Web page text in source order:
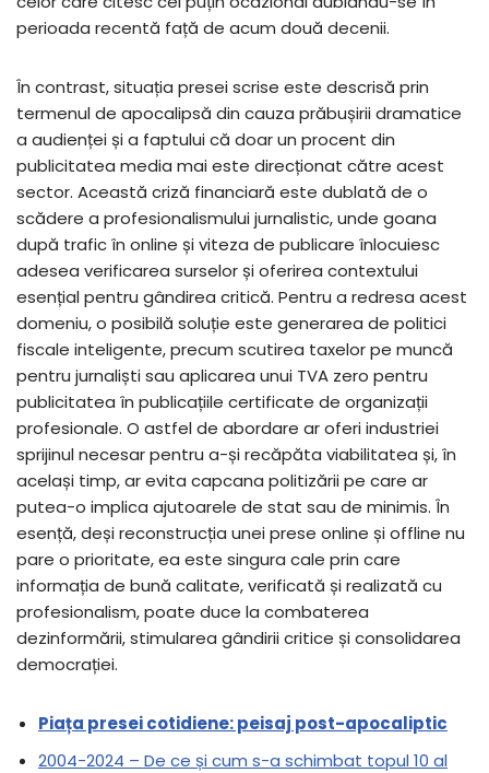
perioada recentă față de acum două decenii.
În contrast, situația presei scrise este descrisă prin
termenul de apocalipsă din cauza prăbușirii dramatice
a audienței și a faptului că doar un procent din
publicitatea media mai este direcționat către acest
sector. Această criză financiară este dublată de o
scădere a profesionalismului jurnalistic, unde goana
după trafic în online și viteza de publicare înlocuiesc
adesea verificarea surselor și oferirea contextului
esențial pentru gândirea critică. Pentru a redresa acest
domeniu, o posibilă soluție este generarea de politici
fiscale inteligente, precum scutirea taxelor pe muncă
pentru jurnaliști sau aplicarea unui TVA zero pentru
publicitatea în publicațiile certificate de organizații
profesionale. O astfel de abordare ar oferi industriei
sprijinul necesar pentru a-și recăpăta viabilitatea și, în
același timp, ar evita capcana politizării pe care ar
putea-o implica ajutoarele de stat sau de minimis. În
esență, deși reconstrucția unei prese online și offline nu
pare o prioritate, ea este singura cale prin care
informația de bună calitate, verificată și realizată cu
profesionalism, poate duce la combaterea
dezinformării, stimularea gândirii critice și consolidarea
democrației.
Piața presei cotidiene: peisaj post-apocaliptic
2004-2024 – De ce și cum s-a schimbat topul 10 al